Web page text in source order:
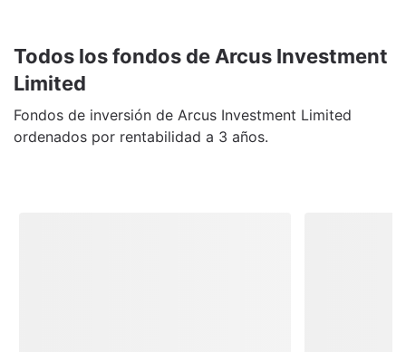
Todos los fondos de Arcus Investment
Limited
Fondos de inversión de Arcus Investment Limited
ordenados por rentabilidad a 3 años.